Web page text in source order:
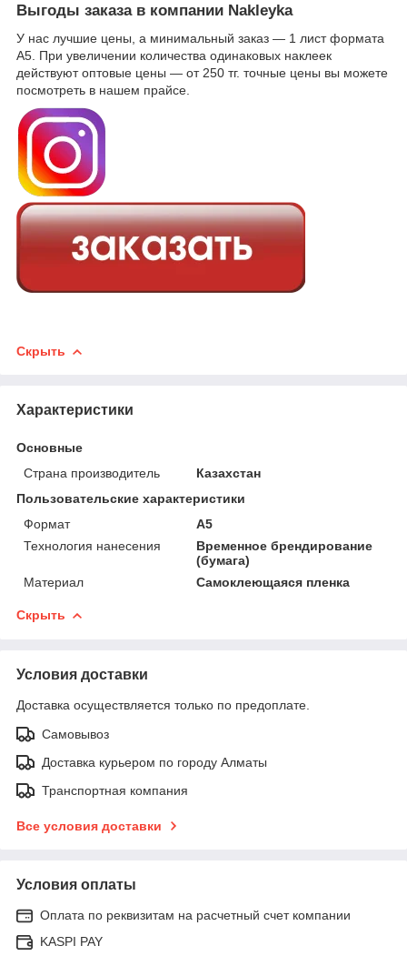
Выгоды заказа в компании Nakleyka
У нас лучшие цены, а минимальный заказ — 1 лист формата
А5. При увеличении количества одинаковых наклеек
действуют оптовые цены — от 250 тг. точные цены вы можете
посмотреть в нашем прайсе.
Скрыть
Характеристики
Основные
Страна производитель
Казахстан
Пользовательские характеристики
Формат
А5
Технология нанесения
Временное брендирование
(бумага)
Материал
Самоклеющаяся пленка
Скрыть
Условия доставки
Доставка осуществляется только по предоплате.
Самовывоз
Доставка курьером по городу Алматы
Транспортная компания
Все условия доставки
Условия оплаты
Оплата по реквизитам на расчетный счет компании
KASPI PAY